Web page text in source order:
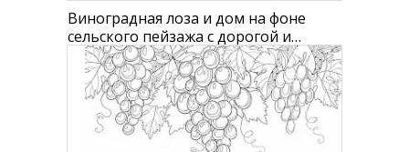
Виноградная лоза и дом на фоне
сельского пейзажа с дорогой и
полями